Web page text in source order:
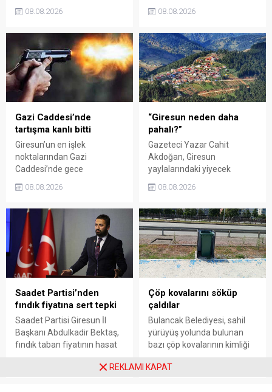
binlerce vatandaşı kültür,
sanat ve eğlenceyle
organizasyonun ardından
Kadın El Emeği Pazarı'nın
süresi de 16 Ağustos'a
kadar uzatıldı.
08.08.2026
yılı fındık alım fiyatı
üzerinden iktidar
eleştirdi. Taşgöz, üreticinin
emeğinin karşılığını
alamadığını savunarak,
Giresun milletvekillerini
sessiz kalmakla suçladı.
08.08.2026
Gazi Caddesi’nde
tartışma kanlı bitti
Giresun’un en işlek
noktalarından Gazi
Caddesi’nde gece
saatlerinde çıkan silahlı
kavgada A.E. ayağından
bölgede kısa süreli panik
yaşanırken polis geniş çaplı
soruşturma başlattı.
08.08.2026
“Giresun neden daha
pahalı?”
Gazeteci Yazar Cahit
Akdoğan, Giresun
yaylalarındaki yiyecek
fiyatlarının çevre illere göre
belirgin biçimde yüksek
Valiliği, Tarım ve Orman İl
Müdürlüğü ile ilgili kurumları
denetime çağırdı. Akdoğan,
yüzde 50’ye ulaşan fiyat
farklarının araştırılması
gerektiğini söyledi.
08.08.2026
Saadet Partisi’nden
fındık fiyatına sert tepki
Saadet Partisi Giresun İl
Başkanı Abdulkadir Bektaş,
fındık taban fiyatının hasat
açıklanmamasına tepki
Çöp kovalarını söküp
çaldılar
Bulancak Belediyesi, sahil
yürüyüş yolunda bulunan
bazı çöp kovalarının kimliği
sökülerek çalındığını açıkladı.
08.08.2026
REKLAMI KAPAT